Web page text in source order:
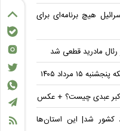
هیچ برنامه‌ای برای
مادرید قطعی شد
مرداد ۱۴۰۵
عبدی چیست؟ + عکس
کشور شد| این استان‌ها